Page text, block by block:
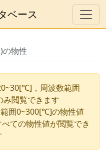
ベース
物性
，周波数範囲
閲覧できます
囲0~300[℃]の物性値
ての物性値が閲覧でき